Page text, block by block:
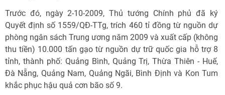
Trước đó, ngày 2-10-2009, Thủ tướng Chính phủ đã ký
Quyết định số 1559/QĐ-TTg, trích 460 tỉ đồng từ nguồn dự
phòng ngân sách Trung ương năm 2009 và xuất cấp (không
thu tiền) 10.000 tấn gạo từ nguồn dự trữ quốc gia hỗ trợ 8
tỉnh, thành phố: Quảng Bình, Quảng Trị, Thừa Thiên - Huế,
Đà Nẵng, Quảng Nam, Quảng Ngãi, Bình Định và Kon Tum
khắc phục hậu quả cơn bão số 9.